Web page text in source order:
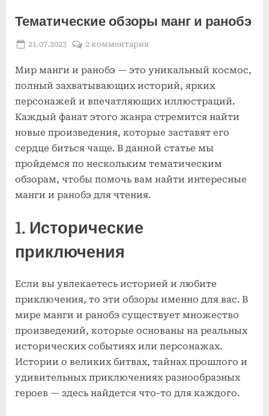
Тематические обзоры манг и ранобэ
Posted
21.07.2023
By
2 комментария
Тематические
обзоры
и
ранобэ
Мир манги и ранобэ — это уникальный космос,
полный захватывающих историй, ярких
персонажей и впечатляющих иллюстраций.
Каждый фанат этого жанра стремится найти
новые произведения, которые заставят его
сердце биться чаще. В данной статье мы
пройдемся по нескольким тематическим
обзорам, чтобы помочь вам найти интересные
манги и ранобэ для чтения.
1. Исторические
приключения
Если вы увлекаетесь историей и любите
приключения, то эти обзоры именно для вас. В
мире манги и ранобэ существует множество
произведений, которые основаны на реальных
исторических событиях или персонажах.
Истории о великих битвах, тайнах прошлого и
удивительных приключениях разнообразных
героев — здесь найдется что-то для каждого.